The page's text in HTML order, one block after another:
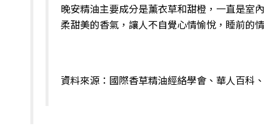
晚安精油主要成分是薰衣草和甜橙，一直是室
柔甜美的香氣，讓人不自覺心情愉悅，睡前的
資料來源：國際香草精油經絡學會、華人百科